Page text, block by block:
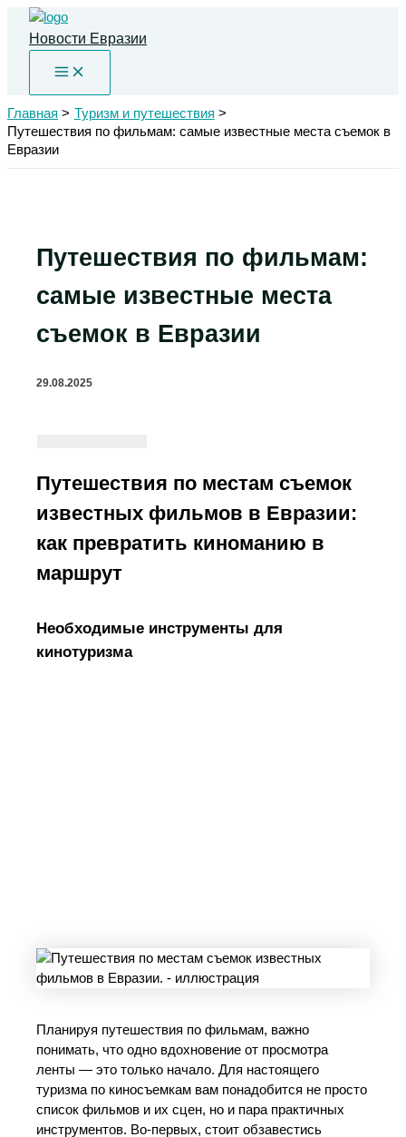
Перейти
содержимому
Новости Евразии
Главная
Туризм и путешествия
Путешествия по фильмам: самые известные места съемок в
Евразии
Путешествия по фильмам:
самые известные места
съемок в Евразии
29.08.2025
Путешествия по местам съемок
известных фильмов в Евразии:
как превратить киноманию в
маршрут
Необходимые инструменты для
кинотуризма
Планируя путешествия по фильмам, важно
понимать, что одно вдохновение от просмотра
ленты — это только начало. Для настоящего
туризма по киносъемкам вам понадобится не просто
список фильмов и их сцен, но и пара практичных
инструментов. Во-первых, стоит обзавестись